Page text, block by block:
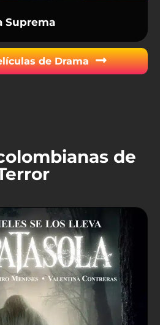
Suprema
de Drama
de